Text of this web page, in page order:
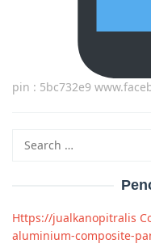
pin : 5bc732e9
for:
Https://jualkanopitralis
aluminium-composite-